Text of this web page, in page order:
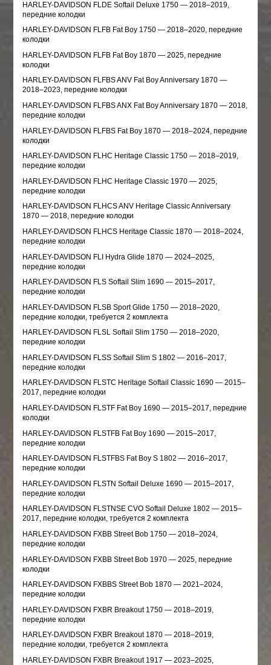
HARLEY-DAVIDSON FLDE Softail Deluxe 1750 — 2018–2019,
передние колодки
HARLEY-DAVIDSON FLFB Fat Boy 1750 — 2018–2020, передние
колодки
HARLEY-DAVIDSON FLFB Fat Boy 1870 — 2025, передние
колодки
HARLEY-DAVIDSON FLFBS ANV Fat Boy Anniversary 1870 —
2018–2023, передние колодки
HARLEY-DAVIDSON FLFBS ANX Fat Boy Anniversary 1870 — 2018,
передние колодки
HARLEY-DAVIDSON FLFBS Fat Boy 1870 — 2018–2024, передние
колодки
HARLEY-DAVIDSON FLHC Heritage Classic 1750 — 2018–2019,
передние колодки
HARLEY-DAVIDSON FLHC Heritage Classic 1970 — 2025,
передние колодки
HARLEY-DAVIDSON FLHCS ANV Heritage Classic Anniversary
1870 — 2018, передние колодки
HARLEY-DAVIDSON FLHCS Heritage Classic 1870 — 2018–2024,
передние колодки
HARLEY-DAVIDSON FLI Hydra Glide 1870 — 2024–2025,
передние колодки
HARLEY-DAVIDSON FLS Softail Slim 1690 — 2015–2017,
передние колодки
HARLEY-DAVIDSON FLSB Sport Glide 1750 — 2018–2020,
передние колодки, требуется 2 комплекта
HARLEY-DAVIDSON FLSL Softail Slim 1750 — 2018–2020,
передние колодки
HARLEY-DAVIDSON FLSS Softail Slim S 1802 — 2016–2017,
передние колодки
HARLEY-DAVIDSON FLSTC Heritage Softail Classic 1690 — 2015–
2017, передние колодки
HARLEY-DAVIDSON FLSTF Fat Boy 1690 — 2015–2017, передние
колодки
HARLEY-DAVIDSON FLSTFB Fat Boy 1690 — 2015–2017,
передние колодки
HARLEY-DAVIDSON FLSTFBS Fat Boy S 1802 — 2016–2017,
передние колодки
HARLEY-DAVIDSON FLSTN Softail Deluxe 1690 — 2015–2017,
передние колодки
HARLEY-DAVIDSON FLSTNSE CVO Softail Deluxe 1802 — 2015–
2017, передние колодки, требуется 2 комплекта
HARLEY-DAVIDSON FXBB Street Bob 1750 — 2018–2024,
передние колодки
HARLEY-DAVIDSON FXBB Street Bob 1970 — 2025, передние
колодки
HARLEY-DAVIDSON FXBBS Street Bob 1870 — 2021–2024,
передние колодки
HARLEY-DAVIDSON FXBR Breakout 1750 — 2018–2019,
передние колодки
HARLEY-DAVIDSON FXBR Breakout 1870 — 2018–2019,
передние колодки, требуется 2 комплекта
HARLEY-DAVIDSON FXBR Breakout 1917 — 2023–2025,